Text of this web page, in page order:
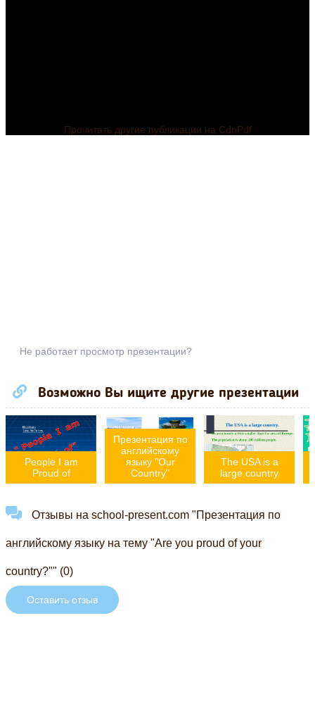
Прочитать другие публикации на CdnPdf
Не работает просмотр презентации?
Возможно Вы ищите другие презентации
People I am
Proud of
Презентация по
английскому
языку "Our
Country"
The USA is a
large country
Отзывы на school-present.com "Презентация по
английскому языку на тему "Are you proud of your
country?"" (0)
Оставить отзыв